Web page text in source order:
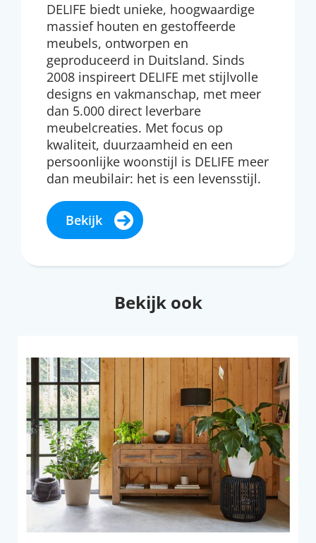
DELIFE biedt unieke, hoogwaardige
massief houten en gestoffeerde
meubels, ontworpen en
geproduceerd in Duitsland. Sinds
2008 inspireert DELIFE met stijlvolle
designs en vakmanschap, met meer
dan 5.000 direct leverbare
meubelcreaties. Met focus op
kwaliteit, duurzaamheid en een
persoonlijke woonstijl is DELIFE meer
dan meubilair: het is een levensstijl.
Bekijk
Bekijk ook